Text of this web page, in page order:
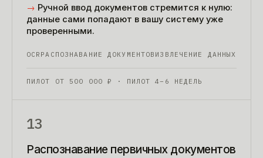
→ Ручной ввод документов стремится к нулю:
данные сами попадают в вашу систему уже
проверенными.
OCR РАСПОЗНАВАНИЕ ДОКУМЕНТОВ ИЗВЛЕЧЕНИЕ ДАННЫХ
ПИЛОТ ОТ 500 000 ₽ · ПИЛОТ 4–6 НЕДЕЛЬ
13
Распознавание первичных документов